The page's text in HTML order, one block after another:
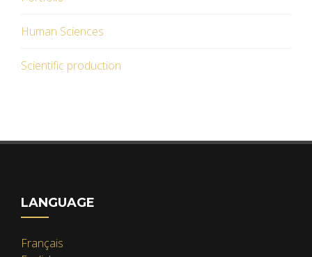
Human Sciences
Scientific production
LANGUAGE
Français